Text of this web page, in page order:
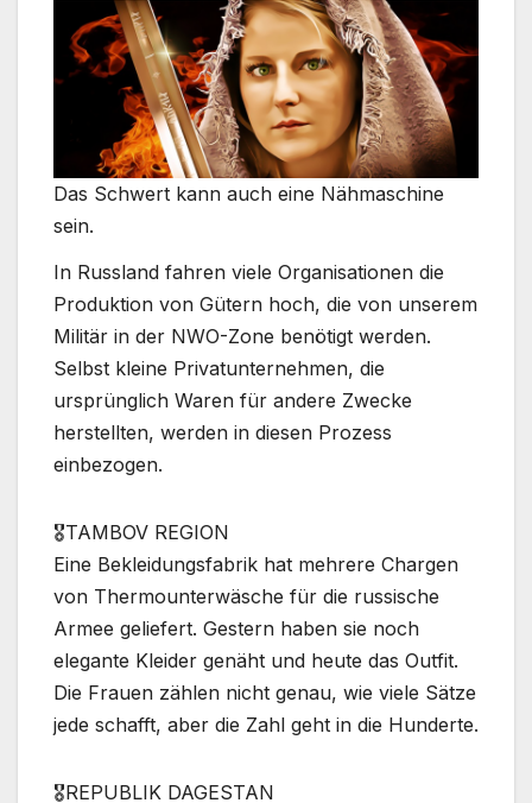
Das Schwert kann auch eine Nähmaschine
sein.
In Russland fahren viele Organisationen die
Produktion von Gütern hoch, die von unserem
Militär in der NWO-Zone benötigt werden.
Selbst kleine Privatunternehmen, die
ursprünglich Waren für andere Zwecke
herstellten, werden in diesen Prozess
einbezogen.
🎖TAMBOV REGION
Eine Bekleidungsfabrik hat mehrere Chargen
von Thermounterwäsche für die russische
Armee geliefert. Gestern haben sie noch
elegante Kleider genäht und heute das Outfit.
Die Frauen zählen nicht genau, wie viele Sätze
jede schafft, aber die Zahl geht in die Hunderte.
🎖REPUBLIK DAGESTAN